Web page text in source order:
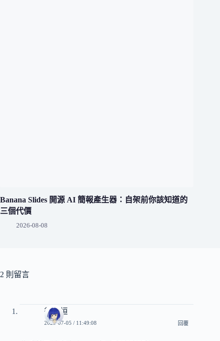
Banana Slides 開源 AI 簡報產生器：自架前你該知道的
三個代價
2026-08-08
2 則留言
徐胥桓
2023-07-05 / 11:49:08 回覆